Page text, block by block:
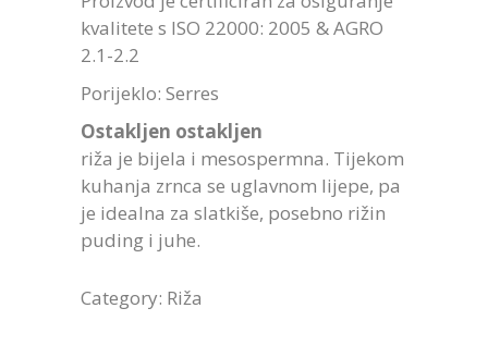
kvalitete s ISO 22000: 2005 & AGRO
2.1-2.2
Porijeklo: Serres
Ostakljen ostakljen
riža je bijela i mesospermna. Tijekom
kuhanja zrnca se uglavnom lijepe, pa
je idealna za slatkiše, posebno rižin
puding i juhe.
Category: Riža